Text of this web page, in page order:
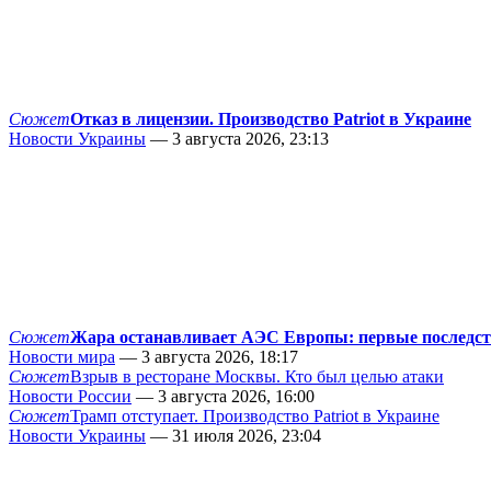
СюжетОтказ в лицензии. Производство Patriot в Украине
Новости Украины — 3 августа 2026, 23:13
СюжетЖара останавливает АЭС Европы: первые
Новости мира — 3 августа 2026, 18:17
СюжетВзрыв в ресторане Москвы. Кто был целью атаки
Новости России — 3 августа 2026, 16:00
СюжетТрамп отступает. Производство Patriot в Украине
Новости Украины — 31 июля 2026, 23:04